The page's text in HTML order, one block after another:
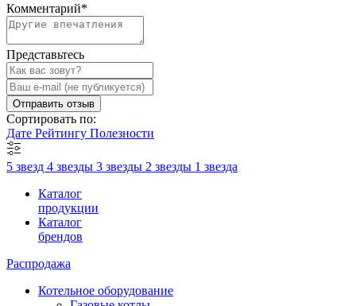
Комментарий*
Представьтесь
Отправить отзыв
Сортировать по:
Дате Рейтингу Полезности
5 звезд 4 звезды 3 звезды 2 звезды 1 звезда
Каталог
продукции
Каталог
брендов
Распродажа
Котельное оборудование